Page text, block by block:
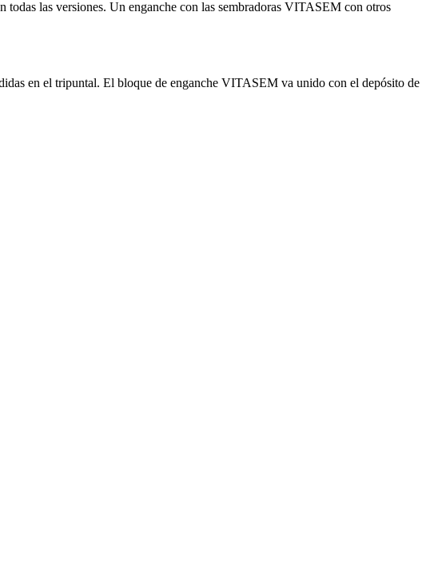
las versiones. Un enganche con las sembradoras VITASEM con otros
en el tripuntal. El bloque de enganche VITASEM va unido con el depósito de